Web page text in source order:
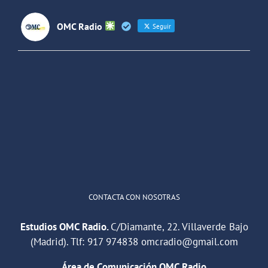
OMC Radio Seguir
CONTACTA CON NOSOTRAS
Estudios OMC Radio.C/Diamante, 22. Villaverde Bajo
(Madrid). Tlf: 917 974838 omcradio@gmail.com